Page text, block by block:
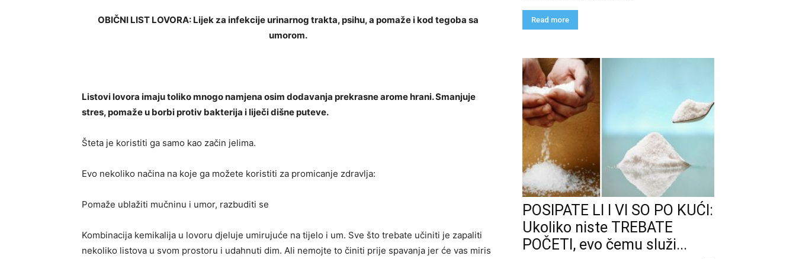
OBIČNI LIST LOVORA: Lijek za infekcije urinarnog trakta, psihu, a pomaže i kod tegoba sa
umorom.
Listovi lovora imaju toliko mnogo namjena osim dodavanja prekrasne arome hrani. Smanjuje
stres, pomaže u borbi protiv bakterija i liječi dišne ​​puteve.
Šteta je koristiti ga samo kao začin jelima.
Evo nekoliko načina na koje ga možete koristiti za promicanje zdravlja:
Pomaže ublažiti mučninu i umor, razbuditi se
Kombinacija kemikalija u lovoru djeluje umirujuće na tijelo i um. Sve što trebate učiniti je zapaliti
nekoliko listova u svom prostoru i udahnuti dim. Ali nemojte to činiti prije spavanja jer će vas miris
Read more
POSIPATE LI I VI SO PO KUĆI:
Ukoliko niste TREBATE
POČETI, evo čemu služi...